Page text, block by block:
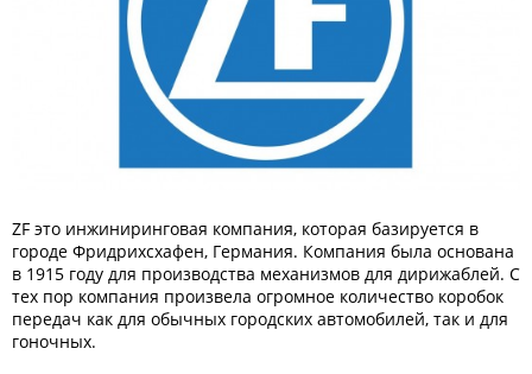
ZF это инжиниринговая компания, которая базируется в
городе Фридрихсхафен, Германия. Компания была основана
в 1915 году для производства механизмов для дирижаблей. С
тех пор компания произвела огромное количество коробок
передач как для обычных городских автомобилей, так и для
гоночных.